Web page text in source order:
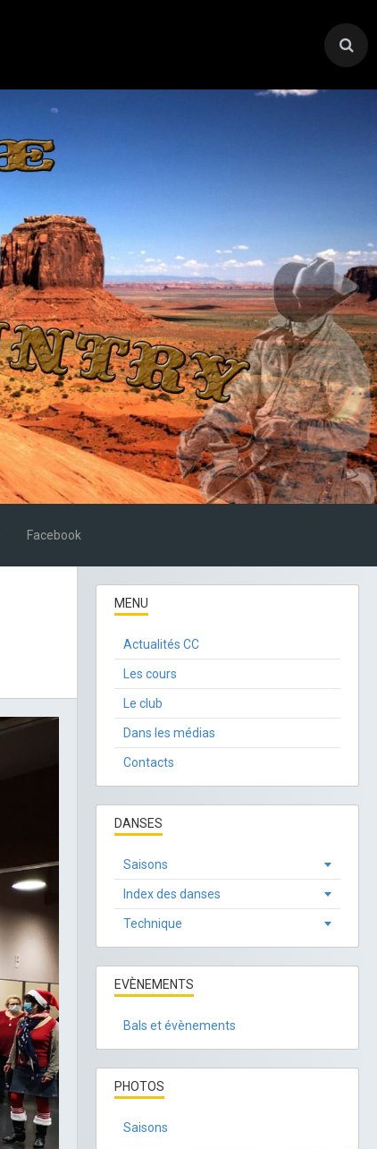
Facebook
MENU
Actualités CC
Les cours
Le club
Dans les médias
Contacts
DANSES
Saisons
Index des danses
Technique
EVÈNEMENTS
Bals et évènements
PHOTOS
Saisons